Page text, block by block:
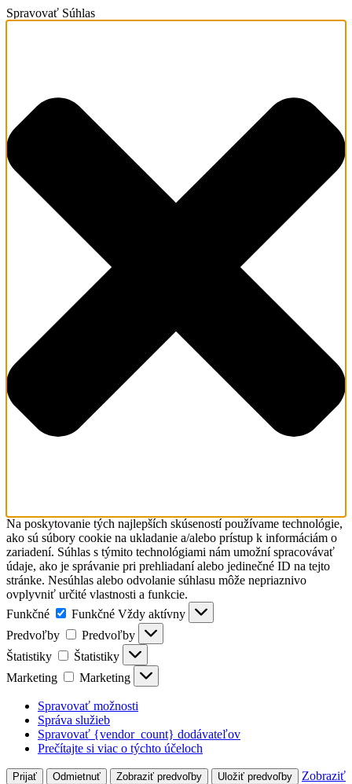
Spravovať Súhlas
Na poskytovanie tých najlepších skúseností používame technológie,
ako sú súbory cookie na ukladanie a/alebo prístup k informáciám o
zariadení. Súhlas s týmito technológiami nám umožní spracovávať
údaje, ako je správanie pri prehliadaní alebo jedinečné ID na tejto
stránke. Nesúhlas alebo odvolanie súhlasu môže nepriaznivo
ovplyvniť určité vlastnosti a funkcie.
Funkčné
Funkčné Vždy aktívny
Predvoľby
Predvoľby
Štatistiky
Štatistiky
Marketing
Marketing
Spravovať možnosti
Správa služieb
Spravovať {vendor_count} dodávateľov
Prečítajte si viac o týchto účeloch
Prijať Odmietnuť Zobraziť predvoľby Uložiť predvoľby
Zobraziť